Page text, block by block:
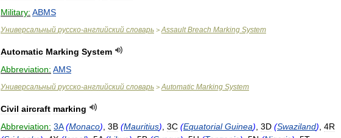
Military: ABMS
Универсальный русско-английский словарь > Assault Breach Marking System
Automatic Marking System
Abbreviation: AMS
Универсальный русско-английский словарь > Automatic Marking System
Civil aircraft marking
Abbreviation: 3A (Monaco) 3B (Mauritius) 3C (Equatorial Guinea) 3D (Swaziland) 4R